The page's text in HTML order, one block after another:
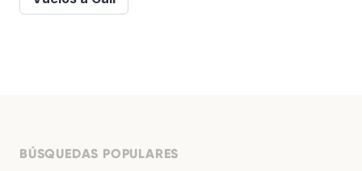
BÚSQUEDAS POPULARES